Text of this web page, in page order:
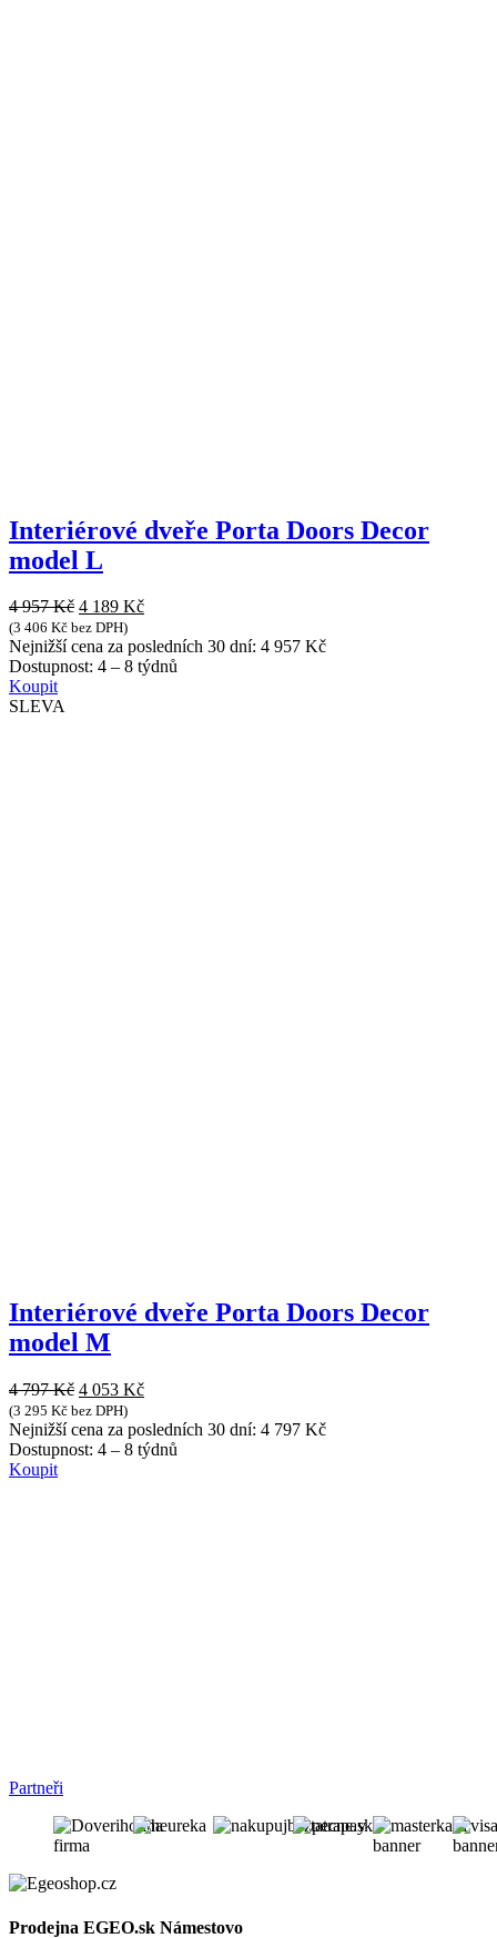
Interiérové dveře Porta Doors Decor
model L
4 957Kč Původní
cena
byla:
4
4 189 KčAktuální
je:
4
(3 406 Kč bez DPH)
Nejnižší cena za posledních 30 dní: 4 957 Kč
Dostupnost: 4 – 8 týdnů
Koupit
SLEVA
Interiérové dveře Porta Doors Decor
model M
4 797Kč Původní
cena
byla:
4
4 053 KčAktuální
je:
4
(3 295 Kč bez DPH)
Nejnižší cena za posledních 30 dní: 4 797 Kč
Dostupnost: 4 – 8 týdnů
Koupit
Partneři
Prodejna EGEO.sk Námestovo